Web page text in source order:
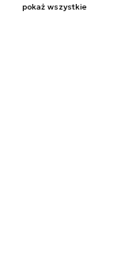
pokaż wszystkie